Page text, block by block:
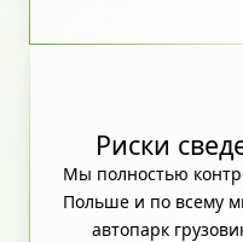
Риски
Мы полностью
Польше и по всему
автопарк